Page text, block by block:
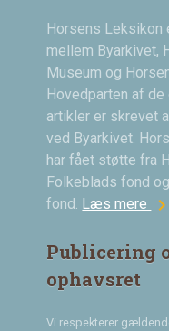
Horsens Leksikon
mellem Byarkivet,
Museum og
Hovedparten af
artikler er skrevet
ved Byarkivet.
har fået støtte fra
Folkeblads fond
fond. Læs mere chevron_right
Publicering
ophavsret
Vi respekterer